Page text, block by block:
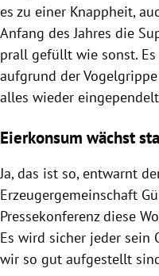
es zu einer Knappheit,
Anfang des Jahres die
prall gefüllt wie sonst.
aufgrund der
alles wieder
Eierkonsum wächst
Ja, das ist so, entwarnt
Erzeugergemeinschaft
Pressekonferenz diese
Es wird sicher jeder sein
wir so gut aufgestellt